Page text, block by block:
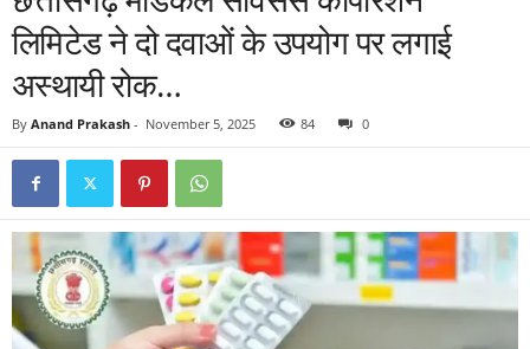
लिमिटेड ने दो दवाओं के उपयोग पर लगाई
अस्थायी रोक…
By Anand Prakash - November 5, 2025 84 0